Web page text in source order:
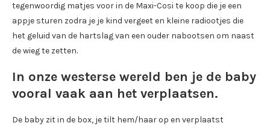
tegenwoordig matjes voor in de Maxi-Cosi te koop die je een
appje sturen zodra je je kind vergeet en kleine radiootjes die
het geluid van de hartslag van een ouder nabootsen om naast
de wieg te zetten.
In onze westerse wereld ben je de baby
vooral vaak aan het verplaatsen.
De baby zit in de box, je tilt hem/haar op en verplaatst